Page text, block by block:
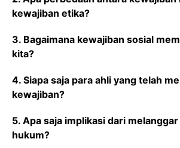
kewajiban etika?
3. Bagaimana kewajiban sosial
kita?
4. Siapa saja para ahli yang telah
kewajiban?
5. Apa saja implikasi dari
hukum?